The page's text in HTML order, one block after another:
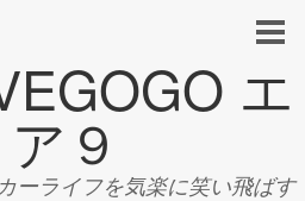
エ
９
ーライフを気楽に笑い飛ばす